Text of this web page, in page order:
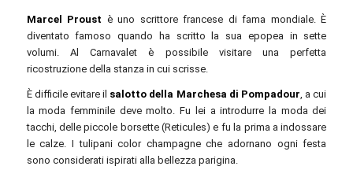
Marcel Proust è uno scrittore francese di fama mondiale. È
diventato famoso quando ha scritto la sua epopea in sette
volumi. Al Carnavalet è possibile visitare una perfetta
ricostruzione della stanza in cui scrisse.
È difficile evitare il salotto della Marchesa di Pompadour, a cui
la moda femminile deve molto. Fu lei a introdurre la moda dei
tacchi, delle piccole borsette (Reticules) e fu la prima a indossare
le calze. I tulipani color champagne che adornano ogni festa
sono considerati ispirati alla bellezza parigina.